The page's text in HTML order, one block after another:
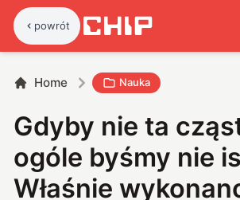
powrót
Home Nauka
Gdyby nie ta
ogóle byśmy nie
Właśnie